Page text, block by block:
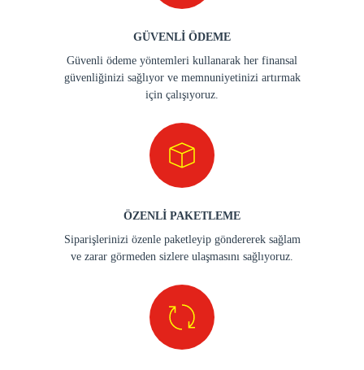
GÜVENLİ ÖDEME
Güvenli ödeme yöntemleri kullanarak her finansal
güvenliğinizi sağlıyor ve memnuniyetinizi artırmak
için çalışıyoruz.
ÖZENLİ PAKETLEME
Siparişlerinizi özenle paketleyip göndererek sağlam
ve zarar görmeden sizlere ulaşmasını sağlıyoruz.